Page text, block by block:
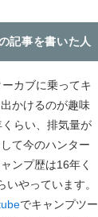
記事を書いた人
カブに乗ってキ
かけるのが趣味
らい、排気量が
て今のハンター
ンプ歴は16年く
いやっています。
でキャンプツー